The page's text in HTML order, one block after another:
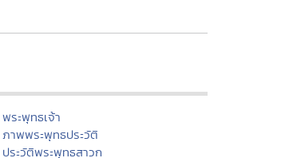
พระพุทธเจ้า
ภาพพระพุทธประวัติ
ประวัติพระพุทธสาวก